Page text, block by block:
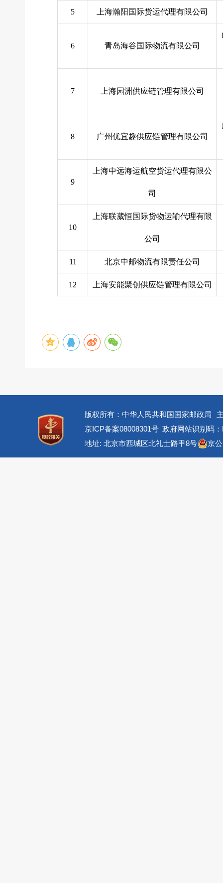
5 上海瀚阳国际货运代理有限公司
6 青岛海谷国际物流有限公司
7 上海园洲供应链管理有限公司
8 广州优宜趣供应链管理有限公司
9
上海中远海运航空货运代理有限公
司
10
上海联葳恒国际货物运输代理有限
公司
11 北京中邮物流有限责任公司
12 上海安能聚创供应链管理有限公司
版权所有：中华人民共和国国家邮政局
京ICP备案08008301号 政府网站识别码
地址: 北京市西城区北礼士路甲8号
京